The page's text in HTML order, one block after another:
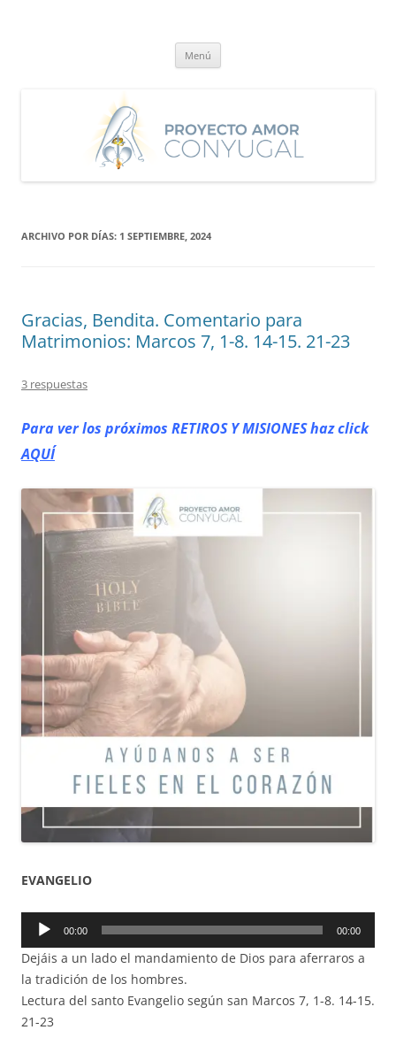
Menú
ARCHIVO POR DÍAS: 1 SEPTIEMBRE, 2024
Gracias, Bendita. Comentario para
Matrimonios: Marcos 7, 1-8. 14-15. 21-23
3 respuestas
Para ver los próximos RETIROSY MISIONES haz click
AQUÍ
EVANGELIO
Reproductor
audio
00:00 00:00
Dejáis a un lado el mandamiento de Dios para aferraros a
la tradición de los hombres.
Lectura del santo Evangelio según san Marcos 7, 1-8. 14-15.
21-23